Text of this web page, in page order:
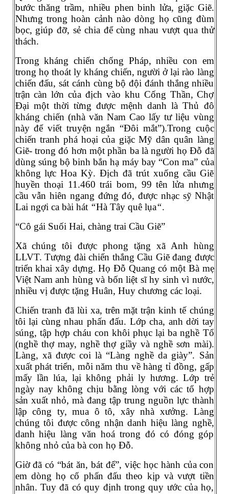
bước thăng trầm, nhiều phen binh lửa, giặc Giẽ.
Nhưng trong hoàn cảnh nào dòng họ cũng đùm
bọc, giúp đỡ, sẻ chia để cùng nhau vượt qua thử
thách.
Trong kháng chiến chống Pháp, nhiều con em
trong họ thoát ly kháng chiến, người ở lại rào làng
chiến đấu, sát cánh cùng bộ đội đánh thắng nhiều
trận càn lớn của địch vào khu Cống Thần, Chợ
Đại một thời từng được mệnh danh là Thủ đô
kháng chiến (nhà văn Nam Cao lấy tư liệu vùng
này để viết truyện ngắn “Đôi mắt”).Trong cuộc
chiến tranh phá hoại của giặc Mỹ dân quân làng
Giẽ- trong đó hơn một phần ba là người họ Đỗ đã
dùng súng bộ binh bắn hạ máy bay “Con ma” của
không lực Hoa Kỳ. Địch đã trút xuống cầu Giẽ
huyền thoại 11.460 trái bom, 99 tên lửa nhưng
cầu vẫn hiên ngang đứng đó, được nhạc sỹ Nhật
Lai ngợi ca bài hát “Hà Tây quê lụa“.
“Cô gái Suối Hai, chàng trai Cầu Giẽ”
Xã chúng tôi được phong tặng xã Anh hùng
LLVT. Tượng đài chiến thắng Cầu Giẽ đang được
triển khai xây dựng. Họ Đỗ Quang có một Bà mẹ
Việt Nam anh hùng và bốn liệt sĩ hy sinh vì nước,
nhiều vị được tặng Huân, Huy chương các loại.
Chiến tranh đã lùi xa, trên mặt trận kinh tế chúng
tôi lại cùng nhau phấn đấu. Lớp cha, anh dời tay
súng, tập hợp cháu con khôi phục lại ba nghề Tổ
(nghề thợ may, nghề thợ giầy và nghề sơn mài).
Làng, xã được coi là “Làng nghề da giày”. Sản
xuất phát triển, mỗi năm thu về hàng tỉ đồng, gấp
mấy lần lúa, lại không phải ly hương. Lớp trẻ
ngày nay không chịu bằng lòng với các tổ hợp
sản xuất nhỏ, mà đang tập trung nguồn lực thành
lập công ty, mua ô tô, xây nhà xưởng. Làng
chúng tôi được công nhận danh hiệu làng nghề,
danh hiệu làng văn hoá trong đó có đóng góp
không nhỏ của bà con họ Đỗ.
Giờ đã có “bát ăn, bát để”, việc học hành của con
em dòng họ cố phấn đấu theo kịp và vượt tiền
nhân. Tuy đã có quy định trong quy ước của họ,